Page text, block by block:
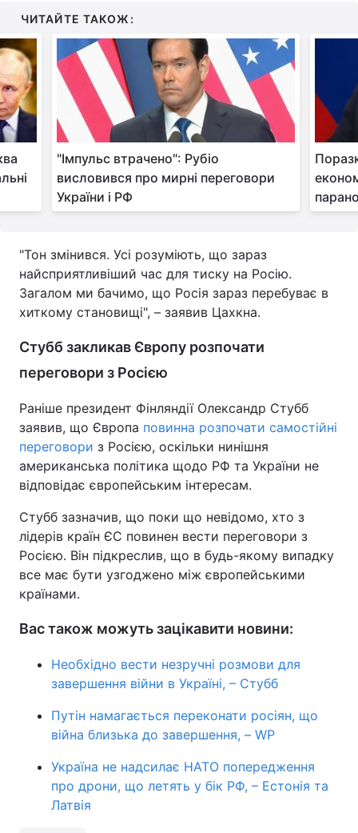
ЧИТАЙТЕ ТАКОЖ:
"Імпульс втрачено": Рубіо
висловився про мирні переговори
України і РФ
"Тон змінився. Усі розуміють, що зараз
найсприятливіший час для тиску на Росію.
Загалом ми бачимо, що Росія зараз перебуває в
хиткому становищі", – заявив Цахкна.
Стубб закликав Європу розпочати
переговори з Росією
Раніше президент Фінляндії Олександр Стубб
заявив, що Європа повинна розпочати самостійні
переговори з Росією, оскільки нинішня
американська політика щодо РФ та України не
відповідає європейським інтересам.
Стубб зазначив, що поки що невідомо, хто з
лідерів країн ЄС повинен вести переговори з
Росією. Він підкреслив, що в будь-якому випадку
все має бути узгоджено між європейськими
країнами.
Вас також можуть зацікавити новини:
Необхідно вести незручні розмови для
завершення війни в Україні, – Стубб
Путін намагається переконати росіян, що
війна близька до завершення, – WP
Україна не надсилає НАТО попередження
про дрони, що летять у бік РФ, – Естонія та
Латвія